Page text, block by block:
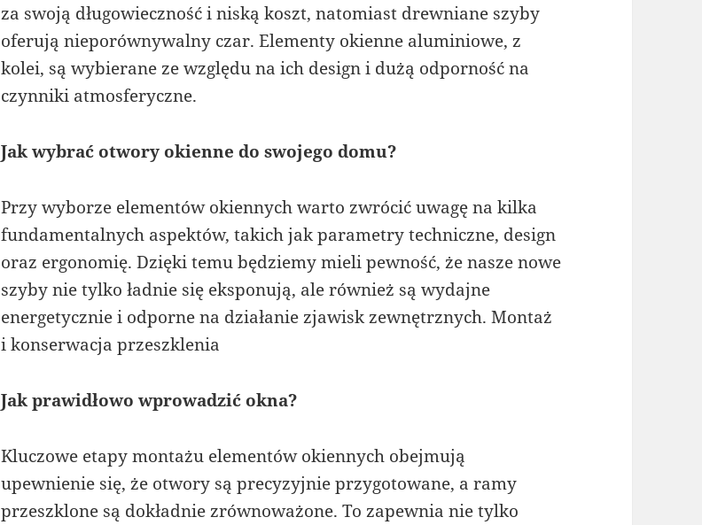
za swoją długowieczność i niską koszt, natomiast drewniane szyby
oferują nieporównywalny czar. Elementy okienne aluminiowe, z
kolei, są wybierane ze względu na ich design i dużą odporność na
czynniki atmosferyczne.
Jak wybrać otwory okienne do swojego domu?
Przy wyborze elementów okiennych warto zwrócić uwagę na kilka
fundamentalnych aspektów, takich jak parametry techniczne, design
oraz ergonomię. Dzięki temu będziemy mieli pewność, że nasze nowe
szyby nie tylko ładnie się eksponują, ale również są wydajne
energetycznie i odporne na działanie zjawisk zewnętrznych. Montaż
i konserwacja przeszklenia
Jak prawidłowo wprowadzić okna?
Kluczowe etapy montażu elementów okiennych obejmują
upewnienie się, że otwory są precyzyjnie przygotowane, a ramy
przeszklone są dokładnie zrównoważone. To zapewnia nie tylko